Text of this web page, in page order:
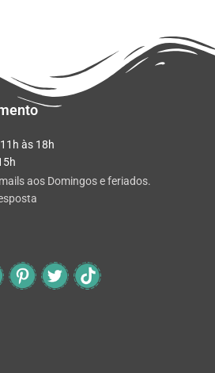
às 18h
aos Domingos e feriados.